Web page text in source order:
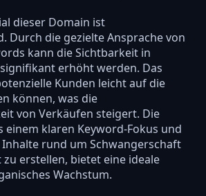
dieser Domain ist
Durch die gezielte Ansprache von
kann die Sichtbarkeit in
erhöht werden. Das
Kunden leicht auf die
können, was die
von Verkäufen steigert. Die
einem klaren Keyword-Fokus und
rund um Schwangerschaft
erstellen, bietet eine ideale
Wachstum.